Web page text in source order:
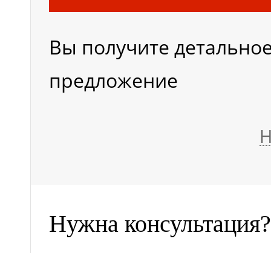
Масса (кг)
Тип колес
Вы получите
предложение
Нужна консультация?